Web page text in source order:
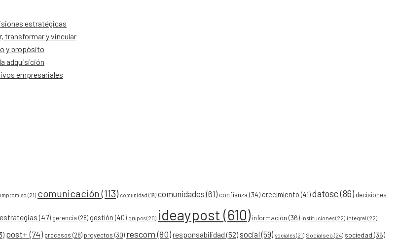
estratégicas
transformar y vincular
y propósito
adquisición
empresariales
(21) comunicación(113) comunidad (19) comunidades(61) confianza (34) crecimiento (41)datosc(86) decisiones
estrategias(47) gerencia (28) gestión (40) grupos(20) ideaypost (610) información (36) instituciones(22) integral (22)
post+(74) procesos (28) proyectos (30) rescom(80)responsabilidad(52)social(59) sociales(21) Socialseo (24) sociedad (36)